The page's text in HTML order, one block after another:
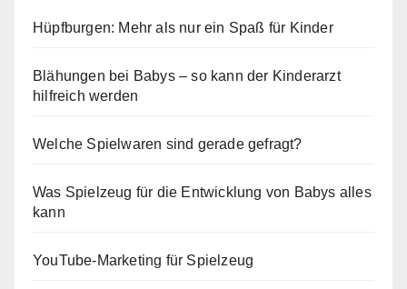
Hüpfburgen: Mehr als nur ein Spaß für Kinder
Blähungen bei Babys – so kann der Kinderarzt
hilfreich werden
Welche Spielwaren sind gerade gefragt?
Was Spielzeug für die Entwicklung von Babys alles
kann
YouTube-Marketing für Spielzeug